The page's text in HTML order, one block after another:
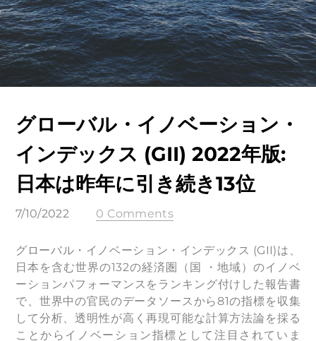
グローバル・イノベーション・
インデックス (GII) 2022年版:
日本は昨年に引き続き13位
7/10/2022 0 Comments
グローバル・イノベーション・インデックス (GII)は、
日本を含む世界の132の経済圏（国 ・地域）のイノベ
ーションパフォーマンスをランキング付けした報告書
で、世界中の官民のデータソースから81の指標を収集
して分析、透明性が高く再現可能な計算方法論を採る
ことからイノベーション指標として注目されていま